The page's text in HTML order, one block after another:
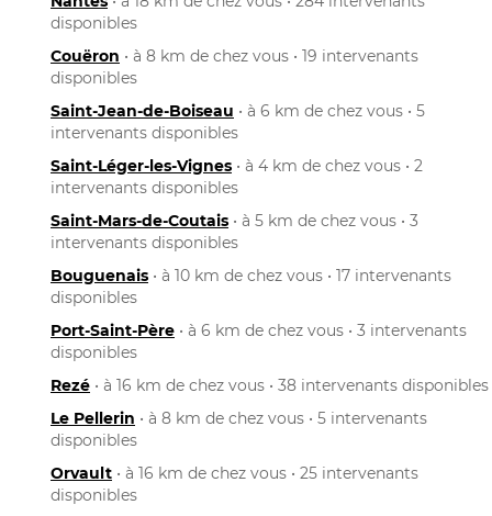
disponibles
Couëron • à 8 km de chez vous • 19 intervenants
disponibles
Saint-Jean-de-Boiseau • à 6 km de chez vous • 5
intervenants disponibles
Saint-Léger-les-Vignes • à 4 km de chez vous • 2
intervenants disponibles
Saint-Mars-de-Coutais • à 5 km de chez vous • 3
intervenants disponibles
Bouguenais • à 10 km de chez vous • 17 intervenants
disponibles
Port-Saint-Père • à 6 km de chez vous • 3 intervenants
disponibles
Rezé • à 16 km de chez vous • 38 intervenants disponibles
Le Pellerin • à 8 km de chez vous • 5 intervenants
disponibles
Orvault • à 16 km de chez vous • 25 intervenants
disponibles